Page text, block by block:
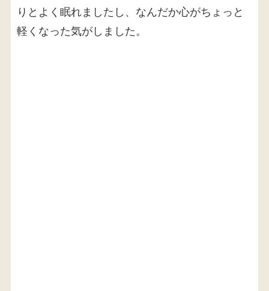
りとよく眠れましたし、なんだか心がちょっと
軽くなった気がしました。